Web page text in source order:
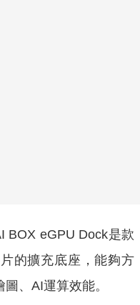
BOX eGPU Dock是款
的擴充底座，能夠方
、AI運算效能。